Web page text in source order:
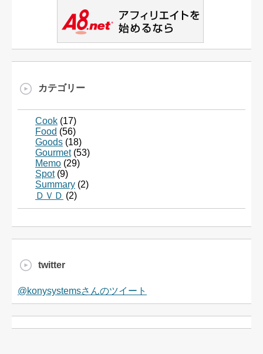
カテゴリー
Cook (17)
Food (56)
Goods (18)
Gourmet(53)
Memo (29)
Spot(9)
Summary (2)
ＤＶＤ (2)
twitter
@konysystemsさんのツイート